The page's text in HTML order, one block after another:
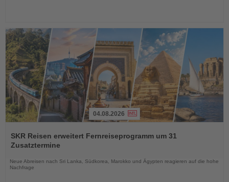
Sie
die
04.08.2026
SKR Reisen erweitert Fernreiseprogramm um 31
Zusatztermine
Neue Abreisen nach Sri Lanka, Südkorea, Marokko und Ägypten reagieren auf die hohe
Nachfrage